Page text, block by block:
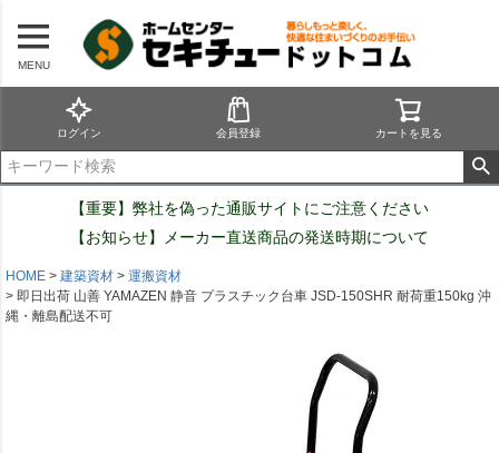
MENU
ログイン 会員登録 カートを見る
【重要】弊社を偽った通販サイトにご注意ください
【お知らせ】メーカー直送商品の発送時期について
HOME 建築資材
運搬資材
即日出荷 山善 YAMAZEN 静音 プラスチック台車 JSD-150SHR 耐荷重150kg 沖
縄・離島配送不可